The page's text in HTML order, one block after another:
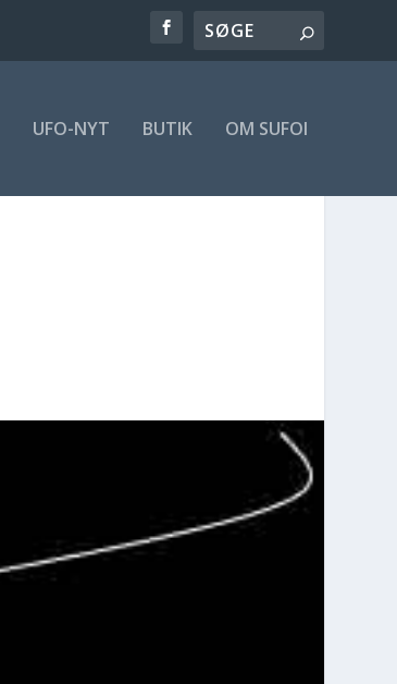
UFO-NYT BUTIK OM SUFOI